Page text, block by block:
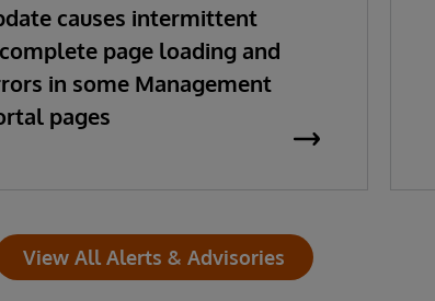
causes intermittent
page loading and
in some Management
pages
View All Alerts & Advisories